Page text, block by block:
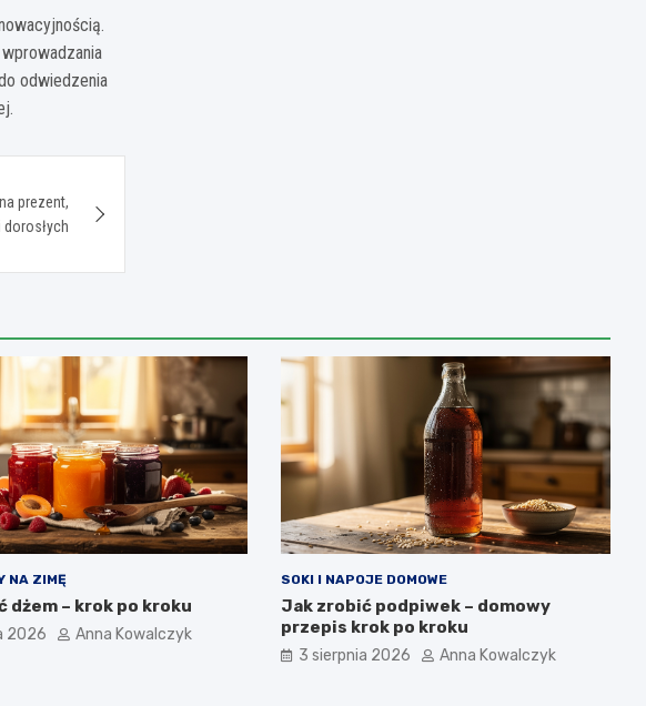
odwiedzenia
prezent,
NA ZIMĘ
dżem – krok po kroku
2026 Anna Kowalczyk
SOKI I NAPOJE DOMOWE
Jak zrobić podpiwek – domowy
przepis krok po kroku
3 sierpnia 2026 Anna Kowalczyk